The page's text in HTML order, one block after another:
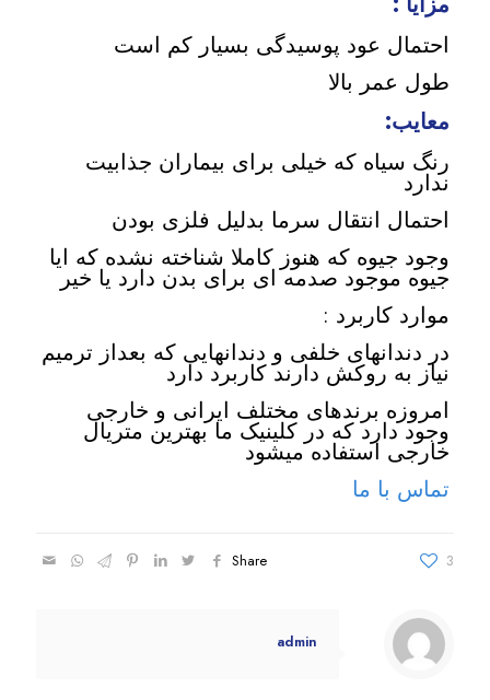
احتمال عود پوسیدگی بسیار کم است
طول عمر بالا
معایب:
رنگ سیاه که خیلی برای بیماران جذابیت
ندارد
احتمال انتقال سرما بدلیل فلزی بودن
وجود جیوه که هنوز کاملا شناخته نشده که ایا
جیوه موجود صدمه ای برای بدن دارد یا خیر
موارد کاربرد :
در دندانهای خلفی و دندانهایی که بعداز ترمیم
نیاز به روکش دارند کاربرد دارد
امروزه برندهای مختلف ایرانی و خارجی
وجود دارد که در کلینیک ما بهترین متریال
خارجی استفاده میشود
تماس با ما
Share 3
admin